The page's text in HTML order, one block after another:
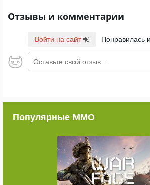
Отзывы и комментарии
Войти на сайт Понравилась
Оставьте свой отзыв...
Популярные ММО